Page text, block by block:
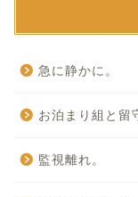
急に静かに。
お泊まり組と留
監視離れ。